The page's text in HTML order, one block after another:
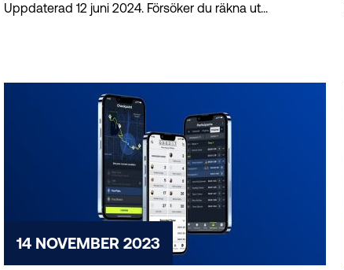
Uppdaterad 12 juni 2024. Försöker du räkna ut...
14 NOVEMBER 2023